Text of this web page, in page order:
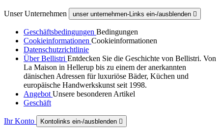
Unser Unternehmen unser unternehmen-Links ein-/ausblenden 
Geschäftsbedingungen Bedingungen
Cookieinformationen Cookieinformationen
Datenschutzrichtlinie
Über Bellistri Entdecken Sie die Geschichte von Bellistri. Von
La Maison in Hellerup bis zu einem der anerkannten
dänischen Adressen für luxuriöse Bäder, Küchen und
europäische Handwerkskunst seit 1998.
Angebot Unsere besonderen Artikel
Geschäft
Ihr Konto Kontolinks ein-/ausblenden 